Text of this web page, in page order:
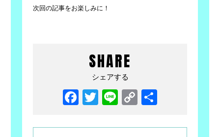
次回の記事をお楽しみに！
SHARE
シェアする
Facebook
Twitter
LineCopy